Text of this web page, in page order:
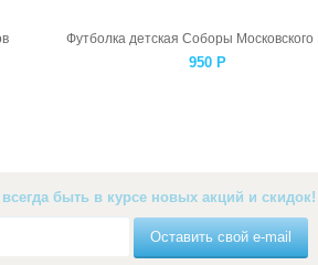
950 Р
быть в курсе новых акций и скидок!
Оставить свой e-mail